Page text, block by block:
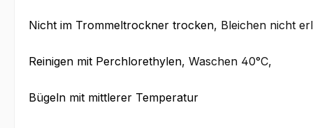
Nicht im Trommeltrockner trocken, Bleichen nicht
Reinigen mit Perchlorethylen, Waschen 40°C,
Bügeln mit mittlerer Temperatur